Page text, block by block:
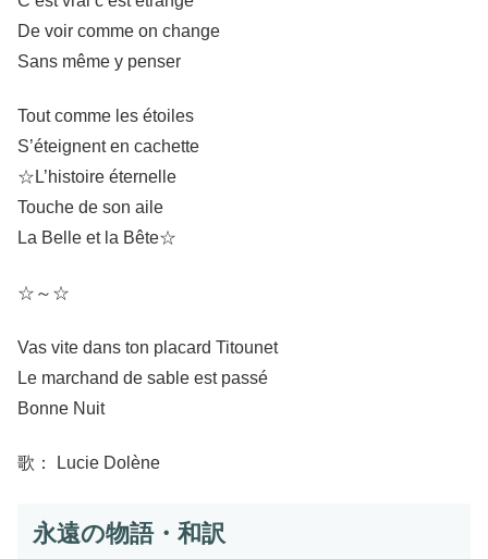
De voir comme on change
Sans même y penser
Tout comme les étoiles
S’éteignent en cachette
☆L’histoire éternelle
Touche de son aile
La Belle et la Bête☆
☆～☆
Vas vite dans ton placard Titounet
Le marchand de sable est passé
Bonne Nuit
歌： Lucie Dolène
永遠の物語・和訳